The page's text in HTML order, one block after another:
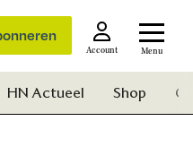
Account Menu
HN Actueel Shop